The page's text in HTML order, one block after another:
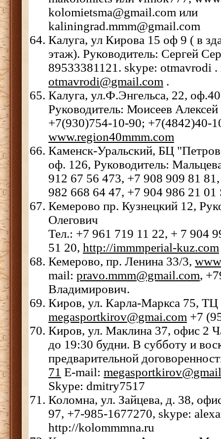
kolomietsma@gmail.com или
kaliningrad.mmm@gmail.com
Калуга, ул Кирова 15 оф 9 ( в
этаж). Руководитель: Сергей
89533381121. skype: otmavrodi .
otmavrodi@gmail.com .
Калуга, ул.Ф.Энгельса, 22,
Руководитель: Моисеев
+7(930)754-10-90; +7(4842)40-
www.region40mmm.com
Каменск-Уральский, БЦ
оф. 126, Руководитель:
912 67 56 473, +7 908 909 81
982 668 64 47, +7 904 986 21
Кемерово пр. Кузнецкий 12,
Олегович
Тел.: +7 961 719 11 22, + 7 904
51 20, http://immmperial-kuz.com
Кемерово, пр. Ленина 33/3,
mail: pravo.mmm@gmail.com,
Владимирович.
Киров, ул. Карла-Маркса 75,
megasportkirov@gmai.com +7
Киров, ул. Маклина 37, офис 2
до 19:30 будни. В субботу и
предварительной
71 E-mail:
Skype: dmitry7517
Коломна, ул. Зайцева, д. 38,
97, +7-985-1677270, skype:
http://kolommmna.ru